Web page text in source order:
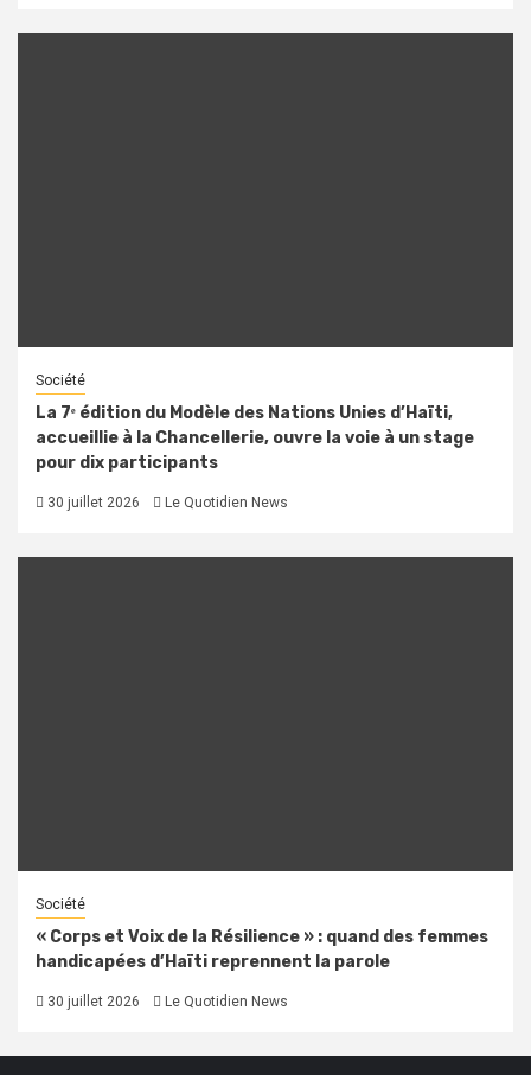
Société
La 7ᵉ édition du Modèle des Nations Unies d’Haïti,
accueillie à la Chancellerie, ouvre la voie à un stage
pour dix participants
30 juillet 2026 Le Quotidien News
Société
« Corps et Voix de la Résilience » : quand des femmes
handicapées d’Haïti reprennent la parole
30 juillet 2026 Le Quotidien News